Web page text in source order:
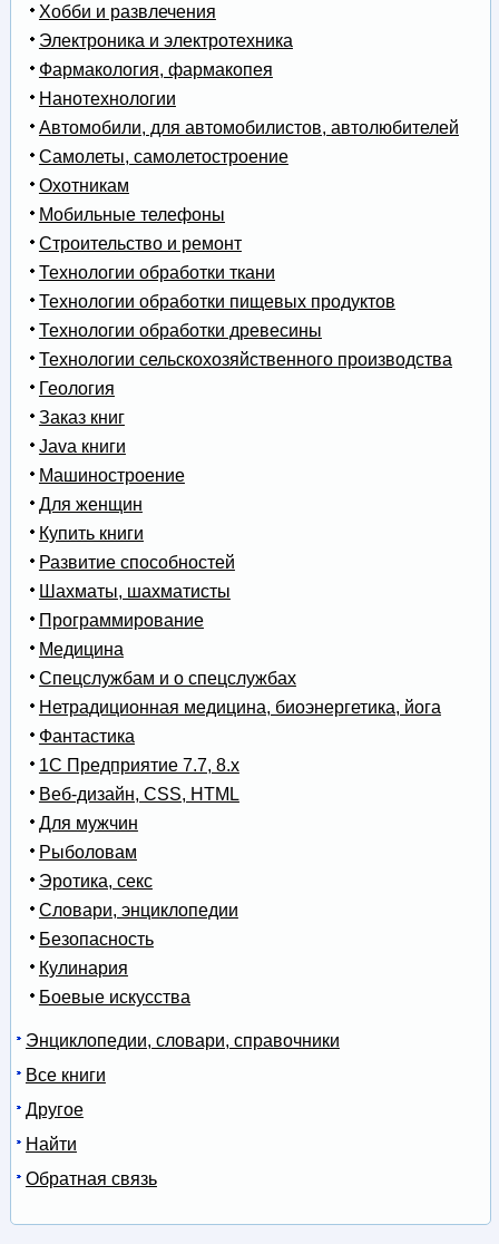
Хобби и развлечения
Электроника и электротехника
Фармакология, фармакопея
Нанотехнологии
Автомобили, для автомобилистов, автолюбителей
Самолеты, самолетостроение
Охотникам
Мобильные телефоны
Строительство и ремонт
Технологии обработки ткани
Технологии обработки пищевых продуктов
Технологии обработки древесины
Технологии сельскохозяйственного производства
Геология
Заказ книг
Java книги
Машиностроение
Для женщин
Купить книги
Развитие способностей
Шахматы, шахматисты
Программирование
Медицина
Спецслужбам и о спецслужбах
Нетрадиционная медицина, биоэнергетика, йога
Фантастика
1С Предприятие 7.7, 8.x
Веб-дизайн, CSS, HTML
Для мужчин
Рыболовам
Эротика, секс
Словари, энциклопедии
Безопасность
Кулинария
Боевые искусства
Энциклопедии, словари, справочники
Все книги
Другое
Найти
Обратная связь